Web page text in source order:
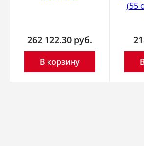
262 122.30 руб.
В корзину
(55